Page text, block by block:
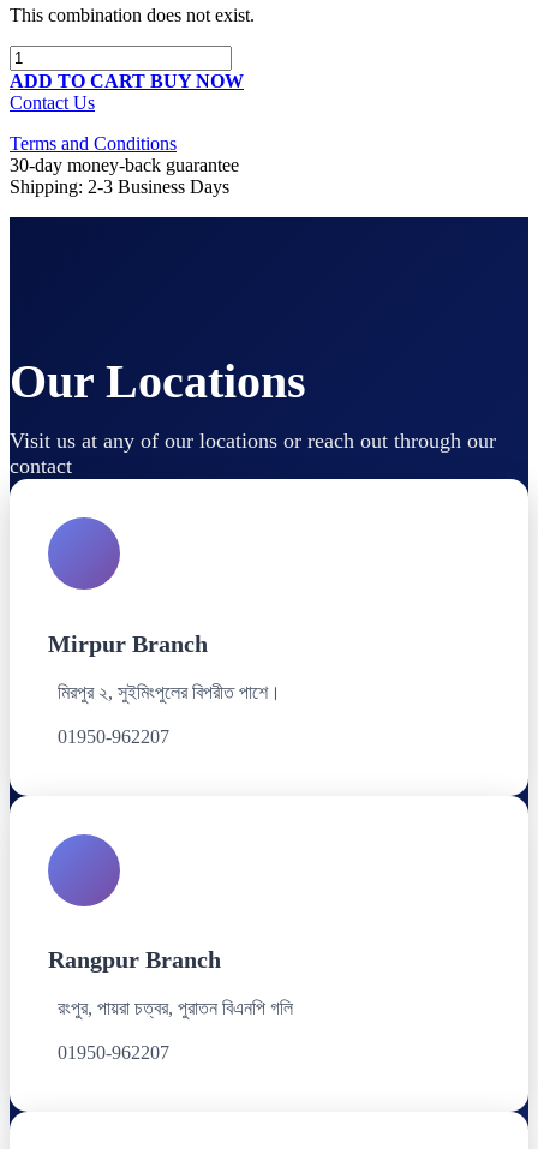
This combination does not exist.
ADD TO CART BUY NOW
Contact Us
Terms and Conditions
30-day money-back guarantee
Shipping: 2-3 Business Days
Our Locations
Visit us at any of our locations or reach out through our
contact
Mirpur Branch
মিরপুর ২, সুইমিংপুলের বিপরীত পাশে।
01950-962207
Rangpur Branch
রংপুর, পায়রা চত্বর, পুরাতন বিএনপি গলি
01950-962207